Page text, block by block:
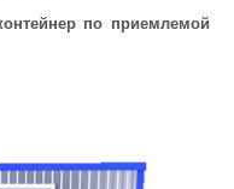
по приемлемой